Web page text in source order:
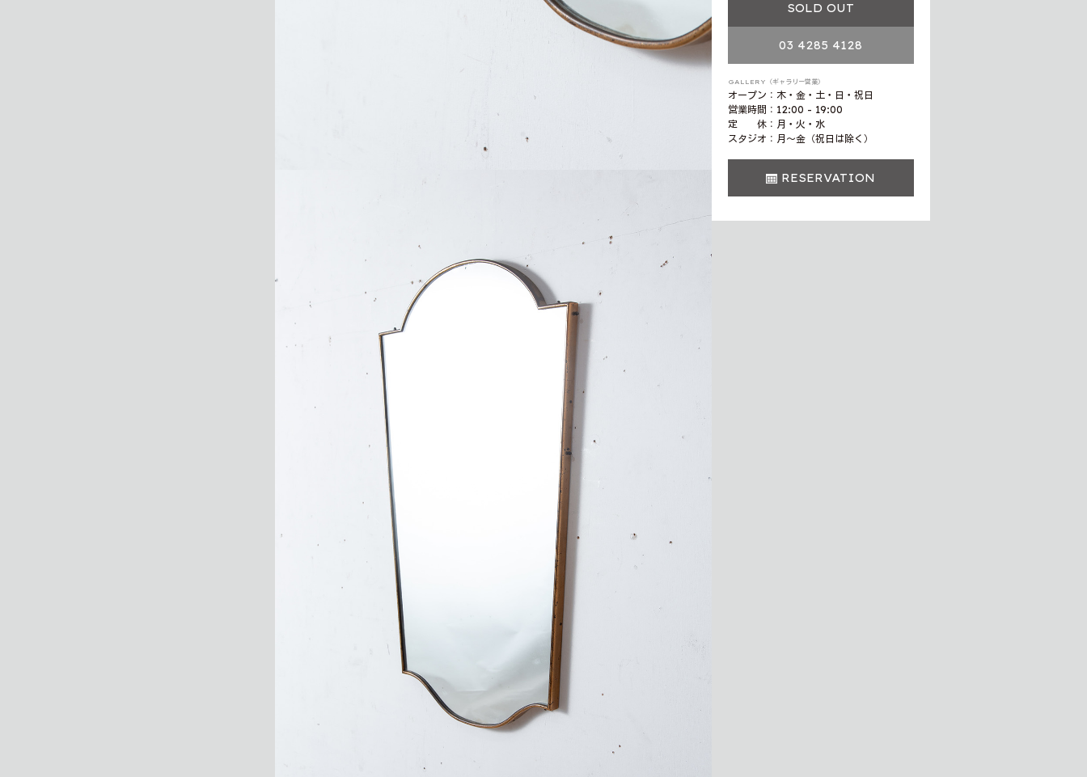
SOLD OUT
03 4285 4128
GALLERY（ギャラリー営業）
オープン：木・金・土・日・祝日
営業時間：12:00 - 19:00
定 休：月・火・水
スタジオ：月〜金（祝日は除く）
RESERVATION